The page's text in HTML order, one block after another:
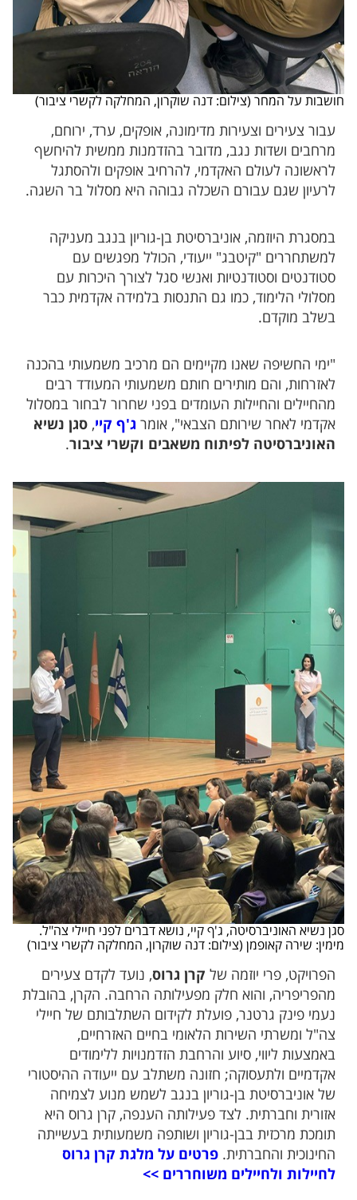
חושבות על המחר (צילום: דנה שוקרון, המחלקה לקשרי ציבור)
עבור צעירים וצעירות מדימונה, אופקים, ערד, ירוחם,
מרחבים ושדות נגב, מדובר בהזדמנות ממשית להיחשף
לראשונה לעולם האקדמי, להרחיב אופקים ולהסתגל
לרעיון שגם עבורם השכלה גבוהה היא מסלול בר השגה.
במסגרת היוזמה, אוניברסיטת בן-גוריון בנגב מעניקה
למשתחררים "קיטבג" ייעודי, הכולל מפגשים עם
סטודנטים וסטודנטיות ואנשי סגל לצורך היכרות עם
מסלולי הלימוד, כמו גם התנסות בלמידה אקדמית כבר
בשלב מוקדם.
"ימי החשיפה שאנו מקיימים הם מרכיב משמעותי בהכנה
לאזרחות, והם מותירים חותם משמעותי המעודד רבים
מהחיילים והחיילות העומדים בפני שחרור לבחור במסלול
אקדמי לאחר שירותם הצבאי", אומר ג'ף קיי,סגן נשיא
האוניברסיטה לפיתוח משאבים וקשרי ציבור.
סגן נשיא האוניברסיטה, ג'ף קיי, נושא דברים לפני חיילי צה"ל.
מימין: שירה קאופמן (צילום: דנה שוקרון, המחלקה לקשרי ציבור)
הפרויקט, פרי יוזמה של קרן גרוס, נועד לקדם צעירים
מהפריפריה, והוא חלק מפעילותה הרחבה. הקרן, בהובלת
נעמי פינק גרטנר, פועלת לקידום השתלבותם של חיילי
צה"ל ומשרתי השירות הלאומי בחיים האזרחיים,
באמצעות ליווי, סיוע והרחבת הזדמנויות ללימודים
אקדמיים ולתעסוקה; חזונה משתלב עם ייעודה ההיסטורי
של אוניברסיטת בן-גוריון בנגב לשמש מנוע לצמיחה
אזורית וחברתית. לצד פעילותה הענפה, קרן גרוס היא
תומכת מרכזית בבן-גוריון ושותפה משמעותית בעשייתה
החינוכית והחברתית.פרטים על מלגת קרן גרוס
לחיילות ולחיילים משוחררים >>